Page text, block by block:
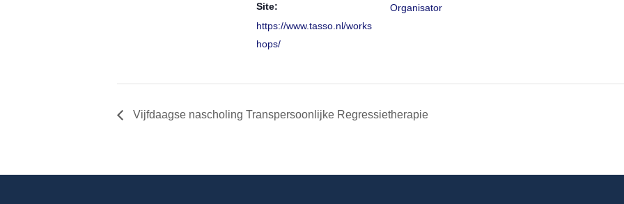
Site:
https://www.tasso.nl/works
hops/
Organisator
Vijfdaagse nascholing Transpersoonlijke Regressietherapie